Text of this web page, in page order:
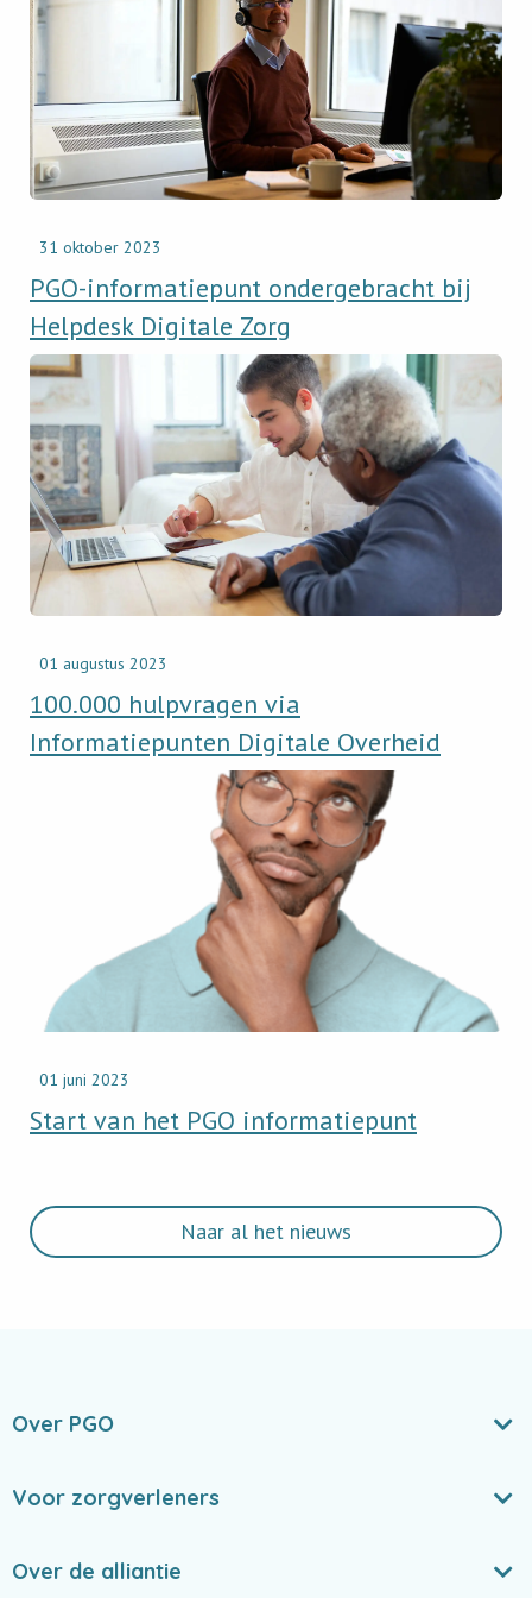
31 oktober 2023
PGO-informatiepunt ondergebracht bij
Helpdesk Digitale Zorg
PGO-
informatiepunt
Helpdesk
Digitale
Zorg
01 augustus 2023
100.000 hulpvragen via
Informatiepunten Digitale Overheid
Read
newsitem
100.000
hulpvragen
via
Informatiepunten
Digitale
Overheid
01 juni 2023
Start van het PGO informatiepunt
informatiepunt
Naar al het nieuws
Over PGO
Voor zorgverleners
Over de alliantie